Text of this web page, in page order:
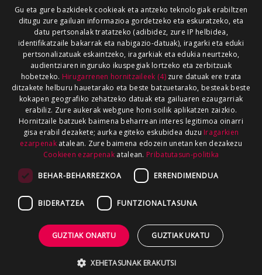
Gu eta gure bazkideek cookieak eta antzeko teknologiak erabiltzen
ditugu zure gailuan informazioa gordetzeko eta eskuratzeko, eta
datu pertsonalak tratatzeko (adibidez, zure IP helbidea,
identifikatzaile bakarrak eta nabigazio-datuak), iragarki eta eduki
pertsonalizatuak eskaintzeko, iragarkiak eta edukia neurtzeko,
audientziaren inguruko ikuspegiak lortzeko eta zerbitzuak
hobetzeko. Hirugarrenen hornitzaileek (4)zure datuak ere trata
ditzakete helburu hauetarako eta beste batzuetarako, besteak beste
kokapen geografiko zehatzeko datuak eta gailuaren ezaugarriak
erabiliz. Zure aukerak webgune honi soilik aplikatzen zaizkio.
Hornitzaile batzuek baimena beharrean interes legitimoa oinarri
gisa erabil dezakete; aurka egiteko eskubidea duzu Iragarkien
ezarpenakatalean. Zure baimena edozein unetan ken dezakezu
Cookieen ezarpenak atalean. Pribatutasun-politika
BEHAR-BEHARREZKOA ERRENDIMENDUA
BIDERATZEA FUNTZIONALTASUNA
GUZTIAK ONARTU GUZTIAK UKATU
XEHETASUNAK ERAKUTSI